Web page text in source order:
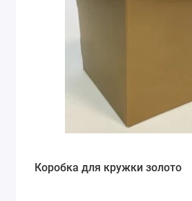
Коробка для кружки золото